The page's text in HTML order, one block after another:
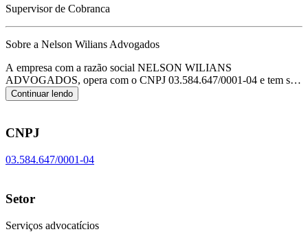
Supervisor de Cobranca
Sobre a Nelson Wilians Advogados
A empresa com a razão social NELSON WILIANS
ADVOGADOS, opera com o CNPJ 03.584.647/0001-04 e tem sua
sede localizada em Sao Paulo/SP.
serviços advocatícios, de acordo com o código CNAE M-6911-
Continuar lendo
CNPJ
03.584.647/0001-04
Setor
Serviços advocatícios